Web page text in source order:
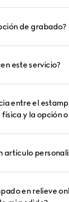
de grabado?
este servicio?
entre el
y la opción
artículo
en relieve